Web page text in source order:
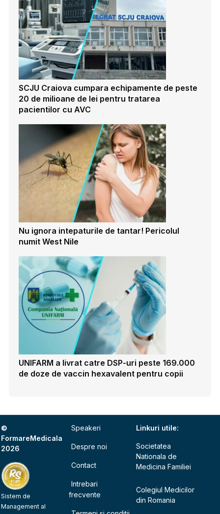
SCJU Craiova cumpara echipamente de peste
20 de milioane de lei pentru tratarea
pacientilor cu AVC
Nu ignora intepaturile de tantar! Pericolul
numit West Nile
UNIFARM a livrat catre DSP-uri peste 169.000
de doze de vaccin hexavalent pentru copii
©
FormareMedicala
2026
Sistem de
Management al
Speakeri
Despre noi
Contact
Intrebari
frecvente
Linkuri utile:
Societatea
Nationala de
Medicina Familiei
Colegiul Medicilor
din Romania